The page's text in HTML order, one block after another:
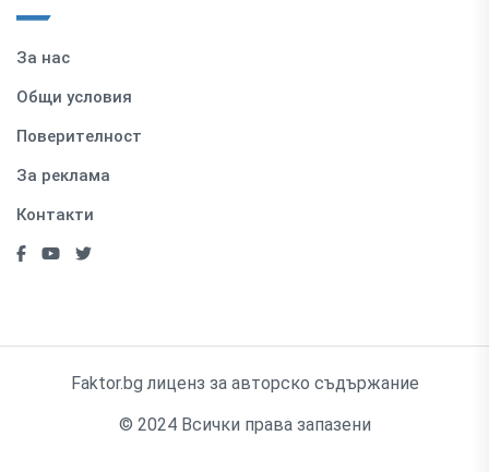
За нас
Общи условия
Поверителност
За реклама
Контакти
Faktor.bg лиценз за авторско съдържание
© 2024 Всички права запазени